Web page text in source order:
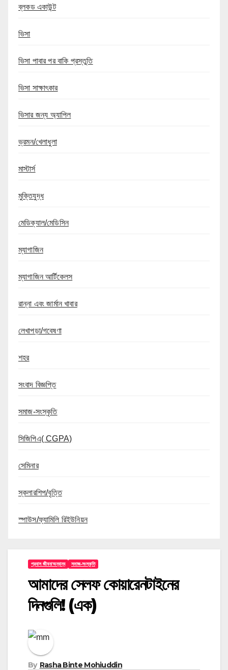
ব্লকড একাউন্ট
ভিসা
ভিসা পাবার পর বাকি প্রস্তুতি
ভিসা সাক্ষাৎকার
ভিসার জন্য অ্যাপিল
ভ্রমন/খেলাধুলা
মাস্টার্স
মুক্তিযুদ্ধ
মেডিক্যাল/মেডিসিন
ম্যাগাজিন
ম্যাগাজিন আর্টিকেলস
রান্না এবং জার্মান খাবার
লেখাপড়া/গবেষণা
শহর
সংবাদ বিজ্ঞপ্তি
সমাজ-সংস্কৃতি
সিজিপিএ( CGPA)
সেমিনার
স্কলারশিপ/বৃত্তি
স্পাউস/ফ্যামিলি রিইউনিয়ন
প্রবাস জীবন/অন্যান্য সমাজ-সংস্কৃতি
আমাদের সেলফ কোয়ারেনটাইনের
দিনগুলি! (এক)
By Rasha Binte Mohiuddin